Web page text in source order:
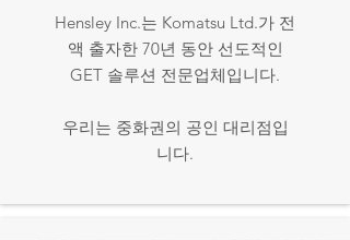
Hensley Inc.는 Komatsu Ltd.가 전
액 출자한 70년 동안 선도적인
GET 솔루션 전문업체입니다.
우리는 중화권의 공인 대리점입
니다.